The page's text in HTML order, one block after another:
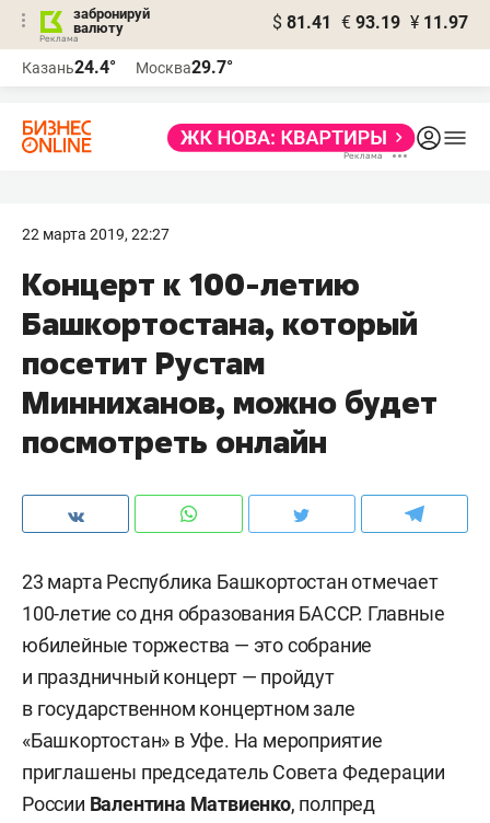
забронируй
валюту
$ 81.41 € 93.19 ¥ 11.97
Казань24.4° Москва29.7°
22 марта 2019, 22:27
Концерт к 100-летию
Башкортостана, который
посетит Рустам
Минниханов, можно будет
посмотреть онлайн
23 марта Республика Башкортостан отмечает
100-летие со дня образования БАССР. Главные
юбилейные торжества — это собрание
и праздничный концерт — пройдут
в государственном концертном зале
«Башкортостан» в Уфе. На мероприятие
приглашены председатель Совета Федерации
России Валентина Матвиенко, полпред